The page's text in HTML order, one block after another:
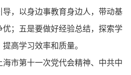
，以身边事教育身边人，带动基
；五是要做好经验总结，探索学
高学习效率和质量。
市第十一次党代会精神、中共中